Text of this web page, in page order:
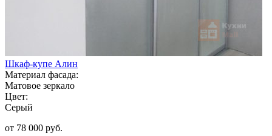
Шкаф-купе Алин
Материал фасада:
Матовое зеркало
Цвет:
Серый
от 78 000 руб.